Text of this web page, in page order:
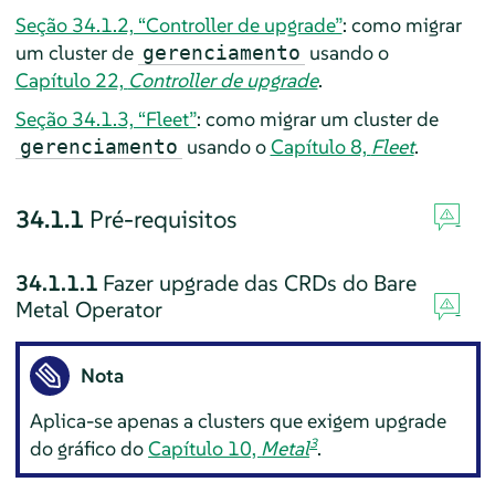
Seção 34.1.2, “Controller de upgrade”: como migrar
um cluster de gerenciamento usando o
Capítulo 22, Controller de upgrade.
Seção 34.1.3, “Fleet”: como migrar um cluster de
gerenciamento usando oCapítulo 8, Fleet.
34.1.1 Pré-requisitos
34.1.1.1 Fazer upgrade das CRDs do Bare
Metal Operator
Nota
Aplica-se apenas a clusters que exigem upgrade
do gráfico doCapítulo 10, Metal3.